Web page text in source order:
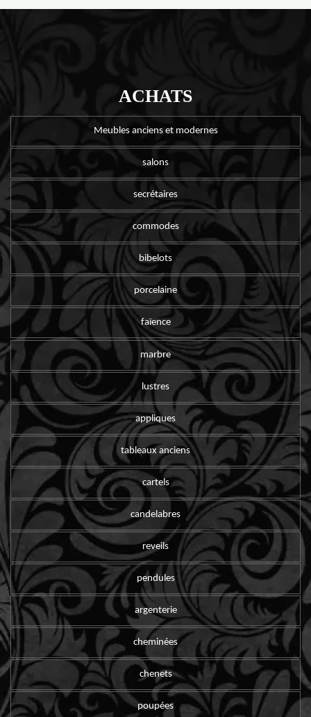
ACHATS
Meubles anciens et modernes
salons
secrétaires
commodes
bibelots
porcelaine
faïence
marbre
lustres
appliques
tableaux anciens
cartels
candelabres
reveils
pendules
argenterie
cheminées
chenets
poupées